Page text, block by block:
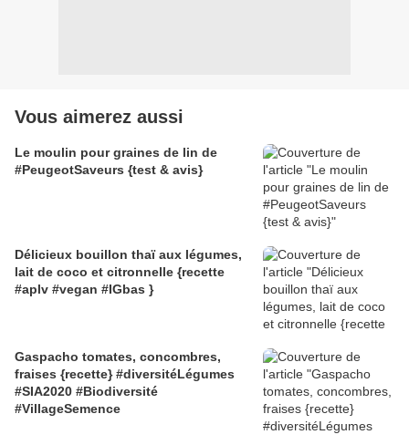
Vous aimerez aussi
Le moulin pour graines de lin de
#PeugeotSaveurs {test & avis}
Délicieux bouillon thaï aux légumes,
lait de coco et citronnelle {recette
#aplv #vegan #IGbas }
Gaspacho tomates, concombres,
fraises {recette} #diversitéLégumes
#SIA2020 #Biodiversité
#VillageSemence